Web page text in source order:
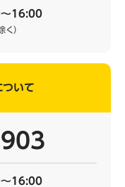
～16:00
）
ついて
～16:00